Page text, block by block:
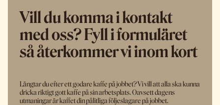
Vill du komma i kontakt
med oss? Fyll i formuläret
så återkommer vi inom kort
Längtar du efter ett godare kaffe på jobbet? Vi vill att alla ska kunna
dricka riktigt gott kaffe på sin arbetsplats. Oavsett dagens
utmaningar är kaffet din pålitliga följeslagare på jobbet.